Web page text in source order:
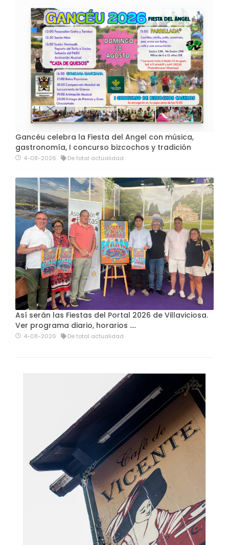
Gancéu celebra la Fiesta del Angel con música,
gastronomía, I concurso bizcochos y tradición
4-08-2026 De total actualidad
Así serán las Fiestas del Portal 2026 de Villaviciosa.
Ver programa diario, horarios ….
4-08-2026 De total actualidad